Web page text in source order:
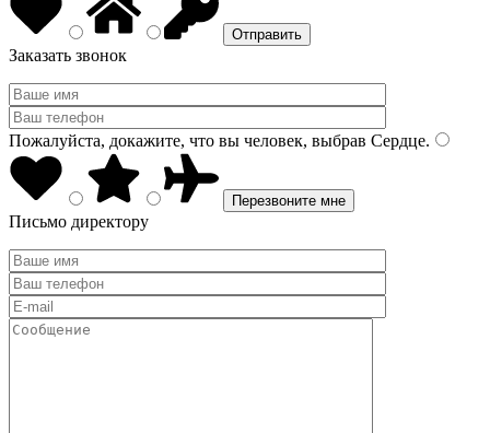
Заказать звонок
Пожалуйста, докажите, что вы человек, выбрав Сердце.
Письмо директору